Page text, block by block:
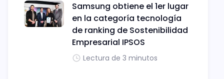
Samsung obtiene el 1er lugar
en la categoría tecnología
de ranking de Sostenibilidad
Empresarial IPSOS
Lectura de 3 minutos